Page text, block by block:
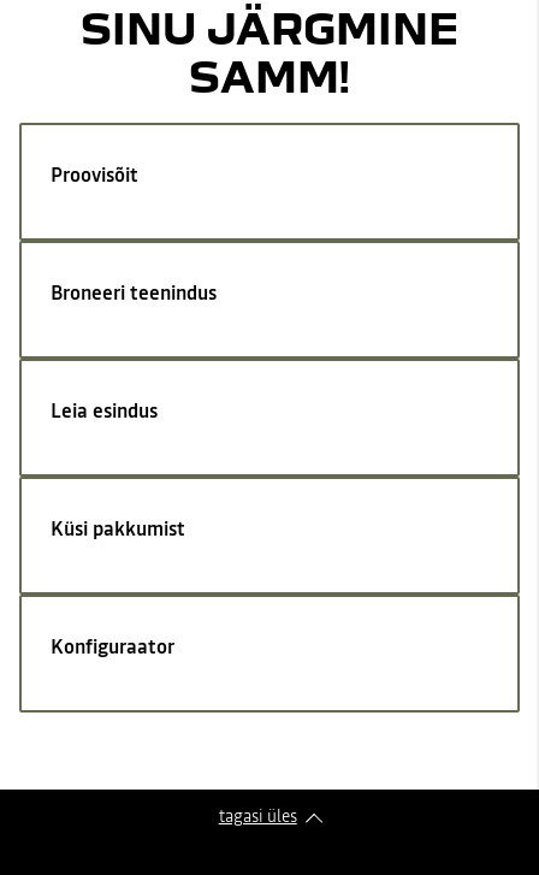
SINU JÄRGMINE
SAMM!
Proovisõit
Broneeri teenindus
Leia esindus
Küsi pakkumist
Konfiguraator
tagasi üles